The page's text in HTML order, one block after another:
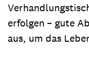
erfolgen – gute
aus, um das